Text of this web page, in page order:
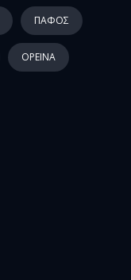
ΠΑΦΟΣ
ΟΡΕΙΝΑ